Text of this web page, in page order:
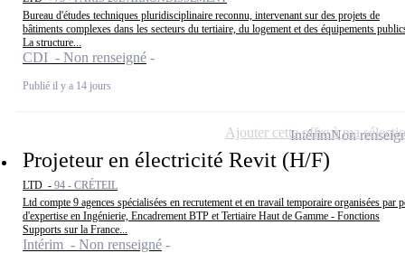
Bureau d'études techniques pluridisciplinaire reconnu, intervenant sur des projets de
bâtiments complexes dans les secteurs du tertiaire, du logement et des équipements
La structure...
CDI - Non renseigné
Publié il y a 14 jours
Projeteur en électricité Revit (H/F)
LTD - 94 - CRÉTEIL
Ltd compte 9 agences spécialisées en recrutement et en travail temporaire organisées par
d'expertise en Ingénierie, Encadrement BTP et Tertiaire Haut de Gamme - Fonctions
Supports sur la France...
Intérim - Non renseigné
IntérimNon
Ajouter cette offre à ma